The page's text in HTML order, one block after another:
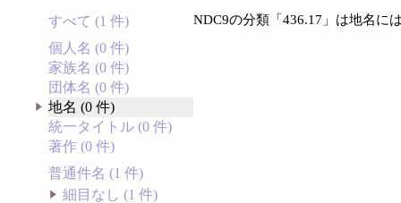
すべて (1 件)
個人名 (0 件)
家族名 (0 件)
団体名 (0 件)
地名 (0 件)
統一タイトル (0 件)
著作 (0 件)
普通件名 (1 件)
細目なし (1 件)
NDC9の分類「436.17」は地名に